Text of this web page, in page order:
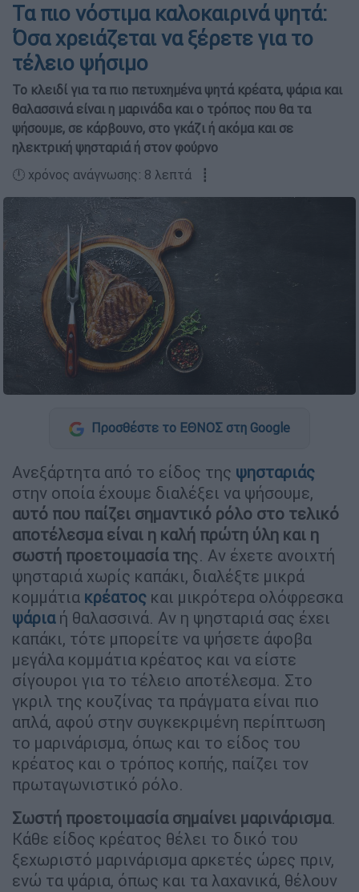
Τα πιο νόστιμα καλοκαιρινά ψητά:
Όσα χρειάζεται να ξέρετε για το
τέλειο ψήσιμο
Το κλειδί για τα πιο πετυχημένα ψητά κρέατα, ψάρια και
θαλασσινά είναι η μαρινάδα και ο τρόπος που θα τα
ψήσουμε, σε κάρβουνο, στο γκάζι ή ακόμα και σε
ηλεκτρική ψησταριά ή στον φούρνο
🕛 χρόνος ανάγνωσης: 8 λεπτά ┋
Προσθέστε το ΕΘΝΟΣ στη Google
Ανεξάρτητα από το είδος της ψησταριάς
στην οποία έχουμε διαλέξει να ψήσουμε,
αυτό που παίζει σημαντικό ρόλο στο τελικό
αποτέλεσμα είναι η καλή πρώτη ύλη και η
σωστή προετοιμασία της. Αν έχετε ανοιχτή
ψησταριά χωρίς καπάκι, διαλέξτε μικρά
κομμάτια κρέατος και μικρότερα ολόφρεσκα
ψάριαή θαλασσινά. Αν η ψησταριά σας έχει
καπάκι, τότε μπορείτε να ψήσετε άφοβα
μεγάλα κομμάτια κρέατος και να είστε
σίγουροι για το τέλειο αποτέλεσμα. Στο
γκριλ της κουζίνας τα πράγματα είναι πιο
απλά, αφού στην συγκεκριμένη περίπτωση
το μαρινάρισμα, όπως και το είδος του
κρέατος και ο τρόπος κοπής, παίζει τον
πρωταγωνιστικό ρόλο.
Σωστή προετοιμασία σημαίνει μαρινάρισμα.
Κάθε είδος κρέατος θέλει το δικό του
ξεχωριστό μαρινάρισμα αρκετές ώρες πριν,
ενώ τα ψάρια, όπως και τα λαχανικά, θέλουν